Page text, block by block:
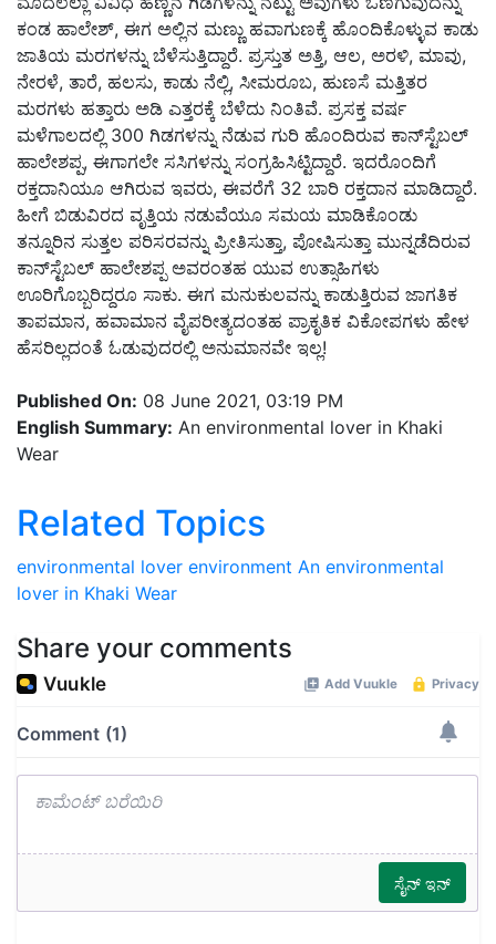
ಕಂಡ ಹಾಲೇಶ್, ಈಗ ಅಲ್ಲಿನ ಮಣ್ಣು ಹವಾಗುಣಕ್ಕೆ ಹೊಂದಿಕೊಳ್ಳುವ ಕಾಡು
ಜಾತಿಯ ಮರಗಳನ್ನು ಬೆಳೆಸುತ್ತಿದ್ದಾರೆ. ಪ್ರಸ್ತುತ ಅತ್ತಿ, ಆಲ, ಅರಳಿ, ಮಾವು,
ನೇರಳೆ, ತಾರೆ, ಹಲಸು, ಕಾಡು ನೆಲ್ಲಿ, ಸೀಮರೂಬ, ಹುಣಸೆ ಮತ್ತಿತರ
ಮರಗಳು ಹತ್ತಾರು ಅಡಿ ಎತ್ತರಕ್ಕೆ ಬೆಳೆದು ನಿಂತಿವೆ. ಪ್ರಸಕ್ತ ವರ್ಷ
ಮಳೆಗಾಲದಲ್ಲಿ 300 ಗಿಡಗಳನ್ನು ನೆಡುವ ಗುರಿ ಹೊಂದಿರುವ ಕಾನ್‌ಸ್ಟೆಬಲ್
ಹಾಲೇಶಪ್ಪ, ಈಗಾಗಲೇ ಸಸಿಗಳನ್ನು ಸಂಗ್ರಹಿಸಿಟ್ಟಿದ್ದಾರೆ. ಇದರೊಂದಿಗೆ
ರಕ್ತದಾನಿಯೂ ಆಗಿರುವ ಇವರು, ಈವರೆಗೆ 32 ಬಾರಿ ರಕ್ತದಾನ ಮಾಡಿದ್ದಾರೆ.
ಹೀಗೆ ಬಿಡುವಿರದ ವೃತ್ತಿಯ ನಡುವೆಯೂ ಸಮಯ ಮಾಡಿಕೊಂಡು
ತನ್ನೂರಿನ ಸುತ್ತಲ ಪರಿಸರವನ್ನು ಪ್ರೀತಿಸುತ್ತಾ, ಪೋಷಿಸುತ್ತಾ ಮುನ್ನಡೆದಿರುವ
ಕಾನ್‌ಸ್ಟೆಬಲ್ ಹಾಲೇಶಪ್ಪ ಅವರಂತಹ ಯುವ ಉತ್ಸಾಹಿಗಳು
ಊರಿಗೊಬ್ಬರಿದ್ದರೂ ಸಾಕು. ಈಗ ಮನುಕುಲವನ್ನು ಕಾಡುತ್ತಿರುವ ಜಾಗತಿಕ
ತಾಪಮಾನ, ಹವಾಮಾನ ವೈಪರೀತ್ಯದಂತಹ ಪ್ರಾಕೃತಿಕ ವಿಕೋಪಗಳು ಹೇಳ
ಹೆಸರಿಲ್ಲದಂತೆ ಓಡುವುದರಲ್ಲಿ ಅನುಮಾನವೇ ಇಲ್ಲ!
Published On: 08 June 2021, 03:19 PM
English Summary: An environmental lover in Khaki
Wear
Related Topics
environmental lover environment An environmental
lover in Khaki Wear
Share your comments